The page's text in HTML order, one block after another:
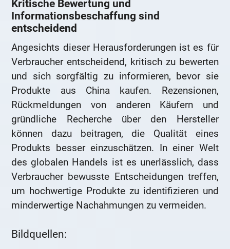
Kritische Bewertung und
Informationsbeschaffung sind
entscheidend
Angesichts dieser Herausforderungen ist es für
Verbraucher entscheidend, kritisch zu bewerten
und sich sorgfältig zu informieren, bevor sie
Produkte aus China kaufen. Rezensionen,
Rückmeldungen von anderen Käufern und
gründliche Recherche über den Hersteller
können dazu beitragen, die Qualität eines
Produkts besser einzuschätzen. In einer Welt
des globalen Handels ist es unerlässlich, dass
Verbraucher bewusste Entscheidungen treffen,
um hochwertige Produkte zu identifizieren und
minderwertige Nachahmungen zu vermeiden.
Bildquellen: